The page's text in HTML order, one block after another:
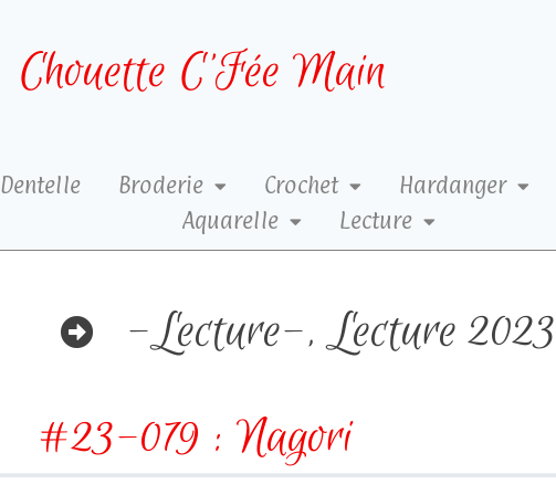
Chouette C’Fée Main
Dentelle Broderie Crochet
Hardanger
Aquarelle
Lecture
-Lecture-,Lecture 2023
#23-079 : Nagori